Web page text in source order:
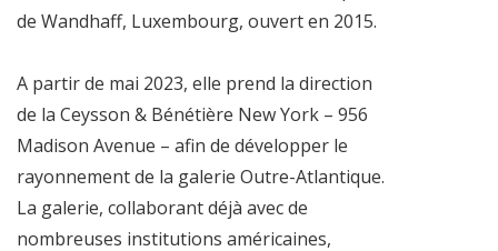
de Wandhaff, Luxembourg, ouvert en 2015.
A partir de mai 2023, elle prend la direction
de la Ceysson & Bénétière New York – 956
Madison Avenue – afin de développer le
rayonnement de la galerie Outre-Atlantique.
La galerie, collaborant déjà avec de
nombreuses institutions américaines,